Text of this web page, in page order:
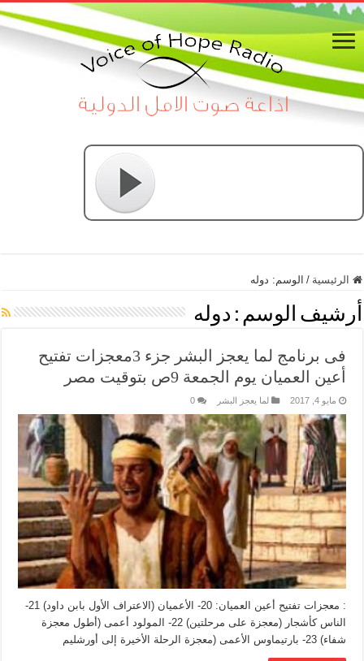
الرئيسية / الوسم: دوله
أرشيف الوسم : دوله
فى برنامج لما يعجز البشر جزء 3معجزات تفتيح
أعين العميان يوم الجمعة 9ص بتوقيت مصر
مايو 4, 2017 لما يعجز البشر 0
: معجزات تفتيح أعين العميان: 20- الأعميان (الاعتراف الأول بابن داود) 21-
الناس كأشجار (معجزة على مرحلتين) 22- المولود أعمى (أطول معجزة
شفاء) 23- بارتيماوس الأعمى (معجزة الرحلة الأخيرة إلى أورشليم